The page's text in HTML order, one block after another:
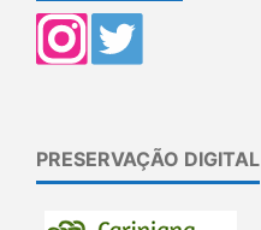
PRESERVAÇÃO DIGITAL